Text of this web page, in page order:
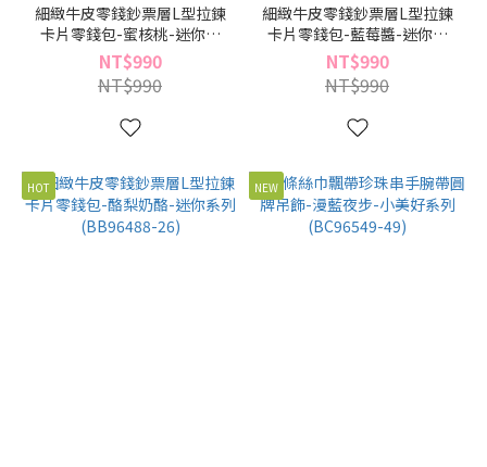
細緻牛皮零錢鈔票層L型拉鍊
卡片零錢包-蜜核桃-迷你系
列(BB96488-70)
NT$990
NT$990
細緻牛皮零錢鈔票層L型拉鍊
卡片零錢包-藍莓醬-迷你系
列(BB96488-41)
NT$990
NT$990
HOT NEW